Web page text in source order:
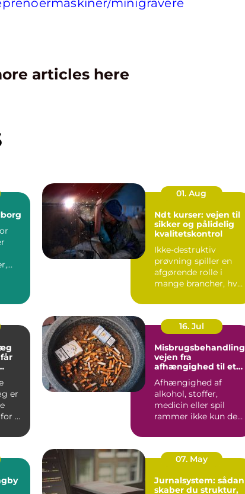
minigravere
articles here
01. Aug
Ndt kurser: vejen til
sikker og pålidelig
kvalitetskontrol
Ikke-destruktiv
prøvning spiller en
afgørende rolle i
mange brancher, hvor
d...
er
et
16. Jul
Misbrugsbehandling
vejen fra
afhængighed til et
hverdagsliv
Afhængighed af
alkohol, stoffer,
medicin eller spil
rammer ikke kun den
arbe...
07. May
Jurnalsystem: sådan
skaber du struktur,